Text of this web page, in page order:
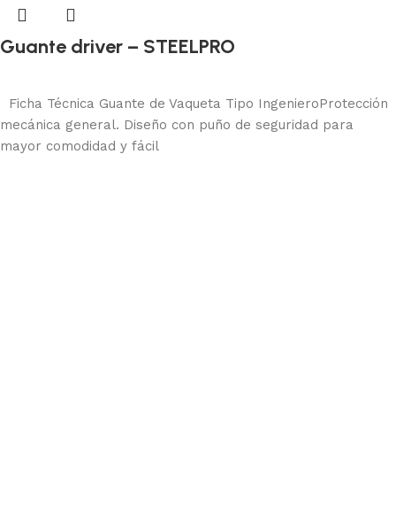
Guante driver – STEELPRO
Ficha Técnica Guante de Vaqueta Tipo IngenieroProtección
mecánica general. Diseño con puño de seguridad para
mayor comodidad y fácil